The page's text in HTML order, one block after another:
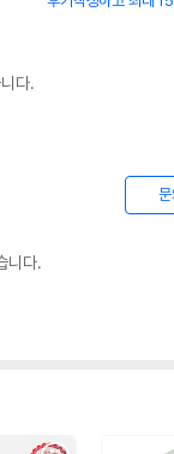
다.
문
니다.